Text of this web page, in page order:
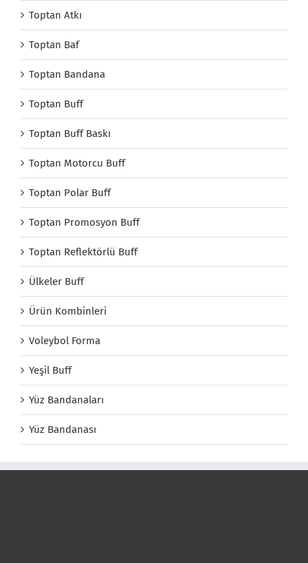
Toptan Atkı
Toptan Baf
Toptan Bandana
Toptan Buff
Toptan Buff Baskı
Toptan Motorcu Buff
Toptan Polar Buff
Toptan Promosyon Buff
Toptan Reflektörlü Buff
Ülkeler Buff
Ürün Kombinleri
Voleybol Forma
Yeşil Buff
Yüz Bandanaları
Yüz Bandanası